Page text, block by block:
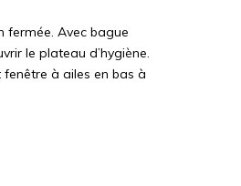
fermée. Avec bague
le plateau d’hygiène.
à ailes en bas à